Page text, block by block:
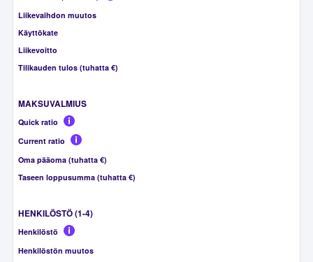
Liikevaihdon muutos
Käyttökate
Liikevoitto
Tilikauden tulos (tuhatta €)
MAKSUVALMIUS
Quick ratio
Current ratio
Oma pääoma (tuhatta €)
Taseen loppusumma (tuhatta €)
HENKILÖSTÖ (1-4)
Henkilöstö
Henkilöstön muutos